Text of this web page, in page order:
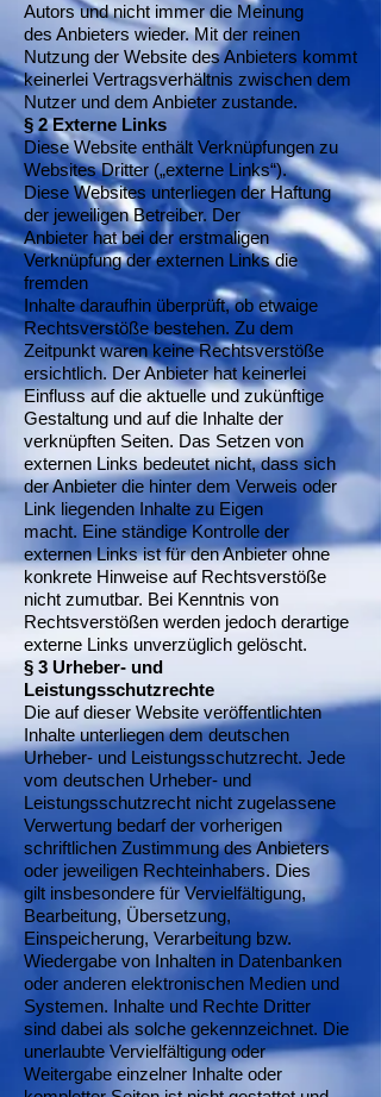
Autors und nicht immer die Meinung
des Anbieters wieder. Mit der reinen
Nutzung der Website des Anbieters kommt
keinerlei Vertragsverhältnis zwischen dem
Nutzer und dem Anbieter zustande.
§ 2 Externe Links
Diese Website enthält Verknüpfungen zu
Websites Dritter („externe Links“).
Diese Websites unterliegen der Haftung
der jeweiligen Betreiber. Der
Anbieter hat bei der erstmaligen
Verknüpfung der externen Links die
fremden
Inhalte daraufhin überprüft, ob etwaige
Rechtsverstöße bestehen. Zu dem
Zeitpunkt waren keine Rechtsverstöße
ersichtlich. Der Anbieter hat keinerlei
Einfluss auf die aktuelle und zukünftige
Gestaltung und auf die Inhalte der
verknüpften Seiten. Das Setzen von
externen Links bedeutet nicht, dass sich
der Anbieter die hinter dem Verweis oder
Link liegenden Inhalte zu Eigen
macht. Eine ständige Kontrolle der
externen Links ist für den Anbieter ohne
konkrete Hinweise auf Rechtsverstöße
nicht zumutbar. Bei Kenntnis von
Rechtsverstößen werden jedoch derartige
externe Links unverzüglich gelöscht.
§ 3 Urheber- und
Leistungsschutzrechte
Die auf dieser Website veröffentlichten
Inhalte unterliegen dem deutschen
Urheber- und Leistungsschutzrecht. Jede
vom deutschen Urheber- und
Leistungsschutzrecht nicht zugelassene
Verwertung bedarf der vorherigen
schriftlichen Zustimmung des Anbieters
oder jeweiligen Rechteinhabers. Dies
gilt insbesondere für Vervielfältigung,
Bearbeitung, Übersetzung,
Einspeicherung, Verarbeitung bzw.
Wiedergabe von Inhalten in Datenbanken
oder anderen elektronischen Medien und
Systemen. Inhalte und Rechte Dritter
sind dabei als solche gekennzeichnet. Die
unerlaubte Vervielfältigung oder
Weitergabe einzelner Inhalte oder